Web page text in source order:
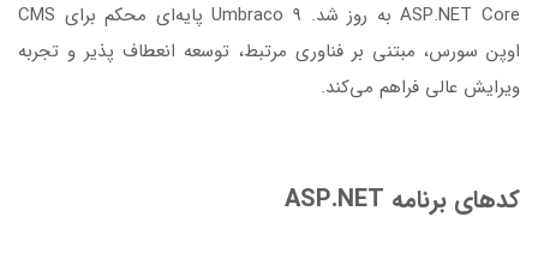
ASP.NET Core به روز شد. Umbraco 9 پایه‌ای محکم برای CMS
اوپن سورس، مبتنی بر فناوری مرتبط، توسعه انعطاف پذیر و تجربه
ویرایش عالی فراهم می‌کند.
کدهای برنامه ASP.NET